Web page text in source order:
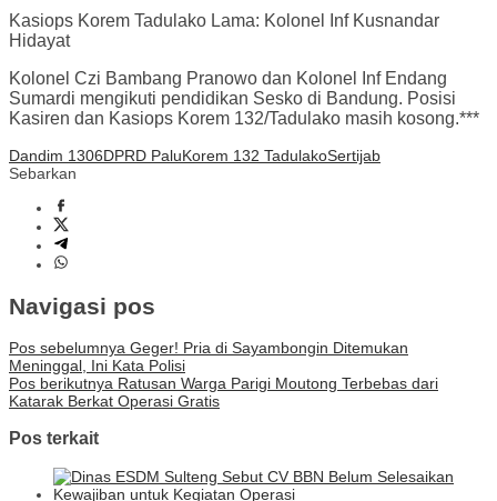
Kasiops Korem Tadulako Lama: Kolonel Inf Kusnandar
Hidayat
Kolonel Czi Bambang Pranowo dan Kolonel Inf Endang
Sumardi mengikuti pendidikan Sesko di Bandung. Posisi
Kasiren dan Kasiops Korem 132/Tadulako masih kosong.***
Dandim 1306DPRD PaluKorem 132 TadulakoSertijab
Sebarkan
Navigasi pos
Pos sebelumnya Geger! Pria di Sayambongin Ditemukan
Meninggal, Ini Kata Polisi
Pos berikutnya Ratusan Warga Parigi Moutong Terbebas dari
Katarak Berkat Operasi Gratis
Pos terkait